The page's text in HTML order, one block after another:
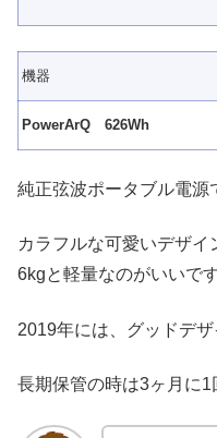
機器
PowerArQ 626Wh
純正弦波ポータブル電源
カラフルな可愛いデザイ
6kgと軽量なのがいいです
2019年には、グッドデザ
長期保管の時は3ヶ月に1